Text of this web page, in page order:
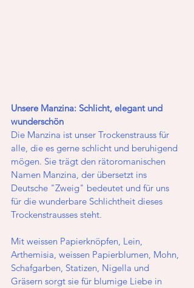
Unsere Manzina: Schlicht, elegant und
wunderschön
Die Manzina ist unser Trockenstrauss für
alle, die es gerne schlicht und beruhigend
mögen. Sie trägt den rätoromanischen
Namen Manzina, der übersetzt ins
Deutsche "Zweig" bedeutet und für uns
für die wunderbare Schlichtheit dieses
Trockenstrausses steht.
Mit weissen Papierknöpfen, Lein,
Arthemisia, weissen Papierblumen, Mohn,
Schafgarben, Statizen, Nigella und
Gräsern sorgt sie für blumige Liebe in